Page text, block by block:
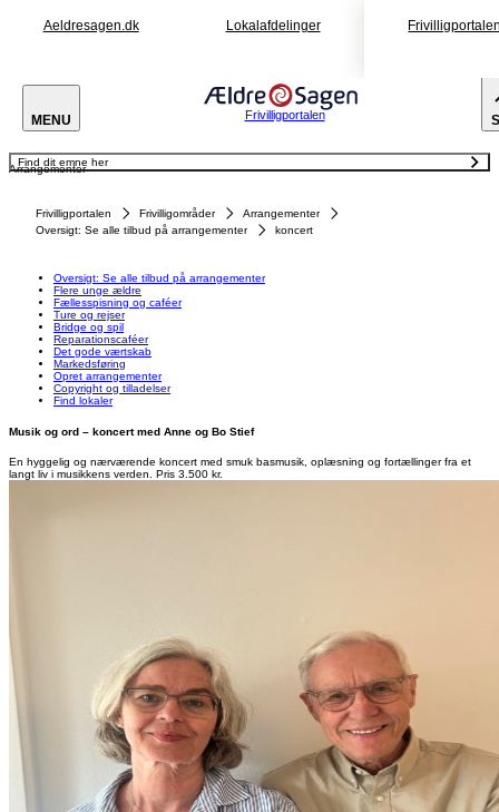
Aeldresagen.dk Lokalafdelinger
MENU Frivilligportalen
Arrangementer
Find dit emne her
Oversigt: Se alle tilbud på arrangementer
Ture og rejser
Bridge og spil
Reparationscaféer
Opret arrangementer
Copyright og tilladelser
Find lokaler
Frivilligportalen Frivilligområder
Arrangementer
Oversigt: Se alle tilbud på arrangementer
koncert
Oversigt: Se alle tilbud på arrangementer
Flere unge ældre
Fællesspisning og caféer
Ture og rejser
Bridge og spil
Reparationscaféer
Det gode værtskab
Markedsføring
Opret arrangementer
Copyright og tilladelser
Find lokaler
Musik og ord – koncert med Anne og Bo Stief
En hyggelig og nærværende koncert med smuk basmusik, oplæsning og fortællinger fra et
langt liv i musikkens verden. Pris 3.500 kr.